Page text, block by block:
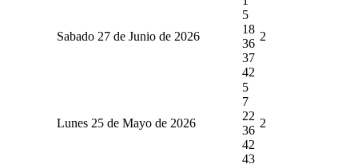
Sabado 27 de Junio de 2026
5
18
36
37
42
2
Lunes 25 de Mayo de 2026
5
7
22
36
42
43
2